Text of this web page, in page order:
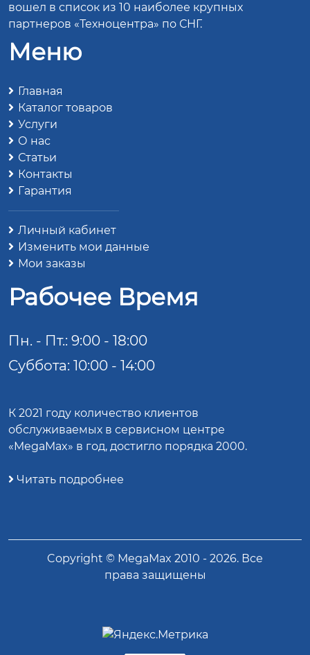
вошел в список из 10 наиболее крупных
партнеров «Техноцентра» по СНГ.
Меню
Главная
Каталог товаров
Услуги
О нас
Статьи
Контакты
Гарантия
Личный кабинет
Изменить мои данные
Мои заказы
Рабочее Время
Пн. - Пт.: 9:00 - 18:00
Суббота: 10:00 - 14:00
К 2021 году количество клиентов
обслуживаемых в сервисном центре
«MegaMax» в год, достигло порядка 2000.
Читать подробнее
Copyright © MegaMax 2010 - 2026. Все
права защищены